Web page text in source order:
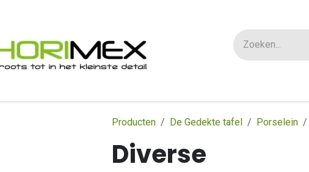
Producten De Gedekte tafel Porselein
Diverse